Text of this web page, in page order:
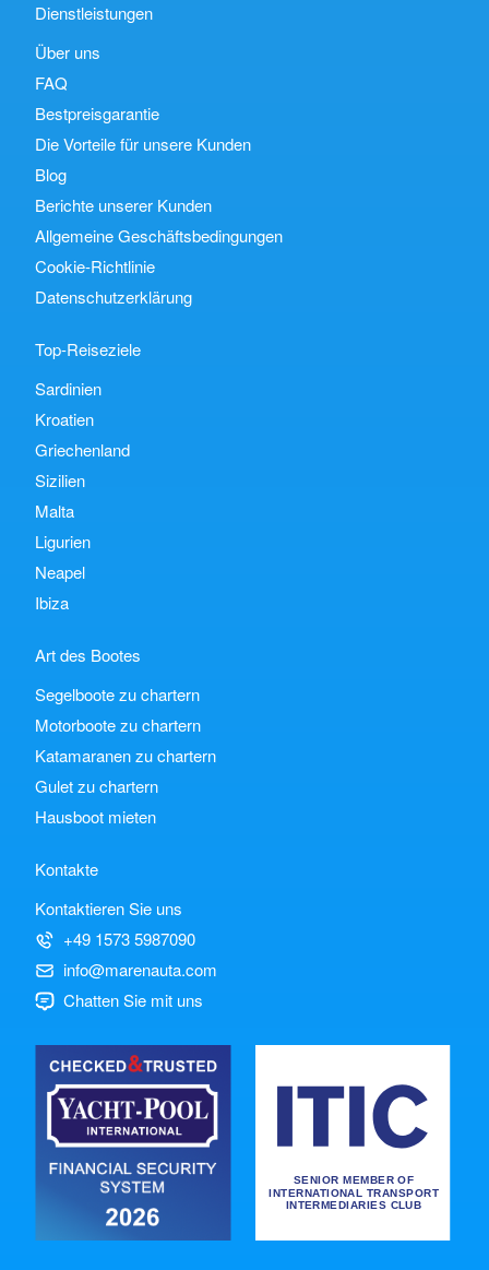
Dienstleistungen
Über uns
FAQ
Bestpreisgarantie
Die Vorteile für unsere Kunden
Blog
Berichte unserer Kunden
Allgemeine Geschäftsbedingungen
Cookie-Richtlinie
Datenschutzerklärung
Top-Reiseziele
Sardinien
Kroatien
Griechenland
Sizilien
Malta
Ligurien
Neapel
Ibiza
Art des Bootes
Segelboote zu chartern
Motorboote zu chartern
Katamaranen zu chartern
Gulet zu chartern
Hausboot mieten
Kontakte
Kontaktieren Sie uns
+49 1573 5987090
info@marenauta.com
Chatten Sie mit uns